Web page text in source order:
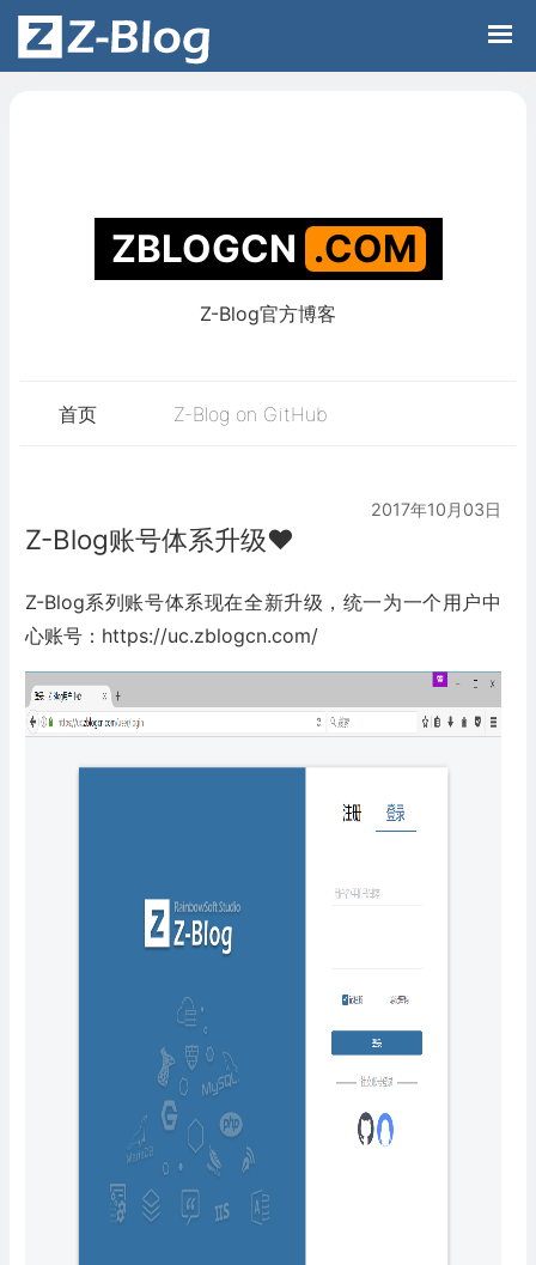
Z-Blog官方博客
首页 Z-Blog on GitHub
2017年10月03日
Z-Blog账号体系升级❤
Z-Blog系列账号体系现在全新升级，统一为一个用户中
心账号： https://uc.zblogcn.com/